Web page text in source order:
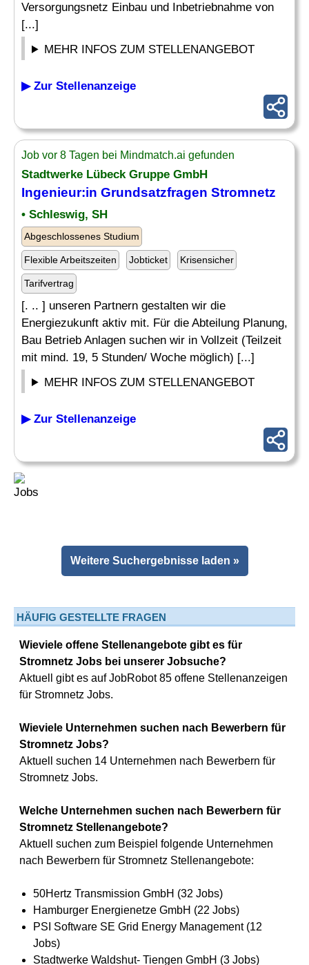
Versorgungsnetz Einbau und Inbetriebnahme von
[...]
MEHR INFOS ZUM STELLENANGEBOT
▶ Zur Stellenanzeige
Job vor 8 Tagen bei Mindmatch.ai gefunden
Stadtwerke Lübeck Gruppe GmbH
Ingenieur:in Grundsatzfragen Stromnetz
• Schleswig, SH
Abgeschlossenes Studium
Flexible Arbeitszeiten Jobticket Krisensicher
Tarifvertrag
[. .. ] unseren Partnern gestalten wir die
Energiezukunft aktiv mit. Für die Abteilung Planung,
Bau Betrieb Anlagen suchen wir in Vollzeit (Teilzeit
mit mind. 19, 5 Stunden/ Woche möglich) [...]
MEHR INFOS ZUM STELLENANGEBOT
▶ Zur Stellenanzeige
Weitere Suchergebnisse laden »
HÄUFIG GESTELLTE FRAGEN
Wieviele offene Stellenangebote gibt es für
Stromnetz Jobs bei unserer Jobsuche?
Aktuell gibt es auf JobRobot 85 offene Stellenanzeigen
für Stromnetz Jobs.
Wieviele Unternehmen suchen nach Bewerbern für
Stromnetz Jobs?
Aktuell suchen 14 Unternehmen nach Bewerbern für
Stromnetz Jobs.
Welche Unternehmen suchen nach Bewerbern für
Stromnetz Stellenangebote?
Aktuell suchen zum Beispiel folgende Unternehmen
nach Bewerbern für Stromnetz Stellenangebote:
50Hertz Transmission GmbH (32 Jobs)
Hamburger Energienetze GmbH (22 Jobs)
PSI Software SE Grid Energy Management (12
Jobs)
Stadtwerke Waldshut- Tiengen GmbH (3 Jobs)